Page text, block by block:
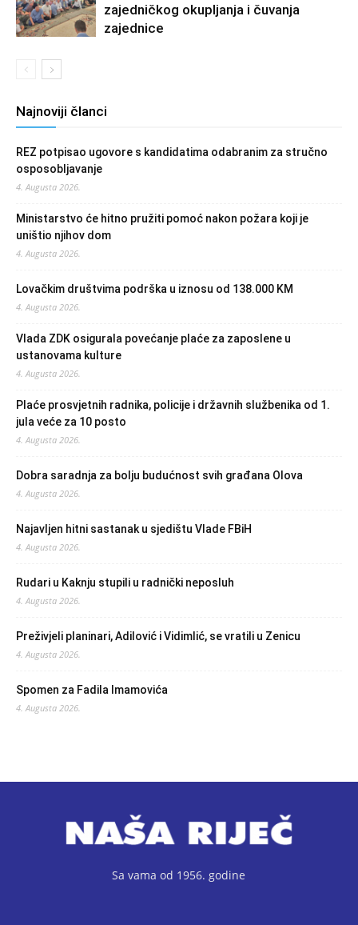
zajedničkog okupljanja i čuvanja
zajednice
Najnoviji članci
REZ potpisao ugovore s kandidatima odabranim za stručno
osposobljavanje
4. Augusta 2026.
Ministarstvo će hitno pružiti pomoć nakon požara koji je
uništio njihov dom
4. Augusta 2026.
Lovačkim društvima podrška u iznosu od 138.000 KM
4. Augusta 2026.
Vlada ZDK osigurala povećanje plaće za zaposlene u
ustanovama kulture
4. Augusta 2026.
Plaće prosvjetnih radnika, policije i državnih službenika od 1.
jula veće za 10 posto
4. Augusta 2026.
Dobra saradnja za bolju budućnost svih građana Olova
4. Augusta 2026.
Najavljen hitni sastanak u sjedištu Vlade FBiH
4. Augusta 2026.
Rudari u Kaknju stupili u radnički neposluh
4. Augusta 2026.
Preživjeli planinari, Adilović i Vidimlić, se vratili u Zenicu
4. Augusta 2026.
Spomen za Fadila Imamovića
4. Augusta 2026.
Sa vama od 1956. godine